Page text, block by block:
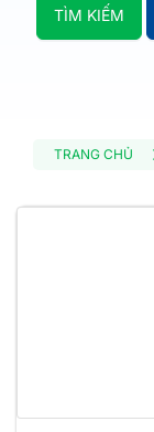
TÌM KIẾM
TRANG CHỦ